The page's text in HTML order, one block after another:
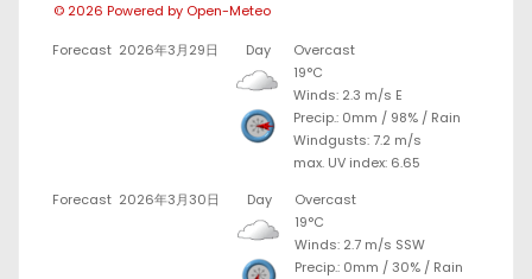
© 2026 Powered by Open-Meteo
Forecast 2026年3月29日 Day
Overcast
19°C
Winds: 2.3 m/s E
Precip.: 0mm / 98% / Rain
Windgusts: 7.2 m/s
max. UV index: 6.65
Forecast 2026年3月30日 Day
Overcast
19°C
Winds: 2.7 m/s SSW
Precip.: 0mm /30% / Rain